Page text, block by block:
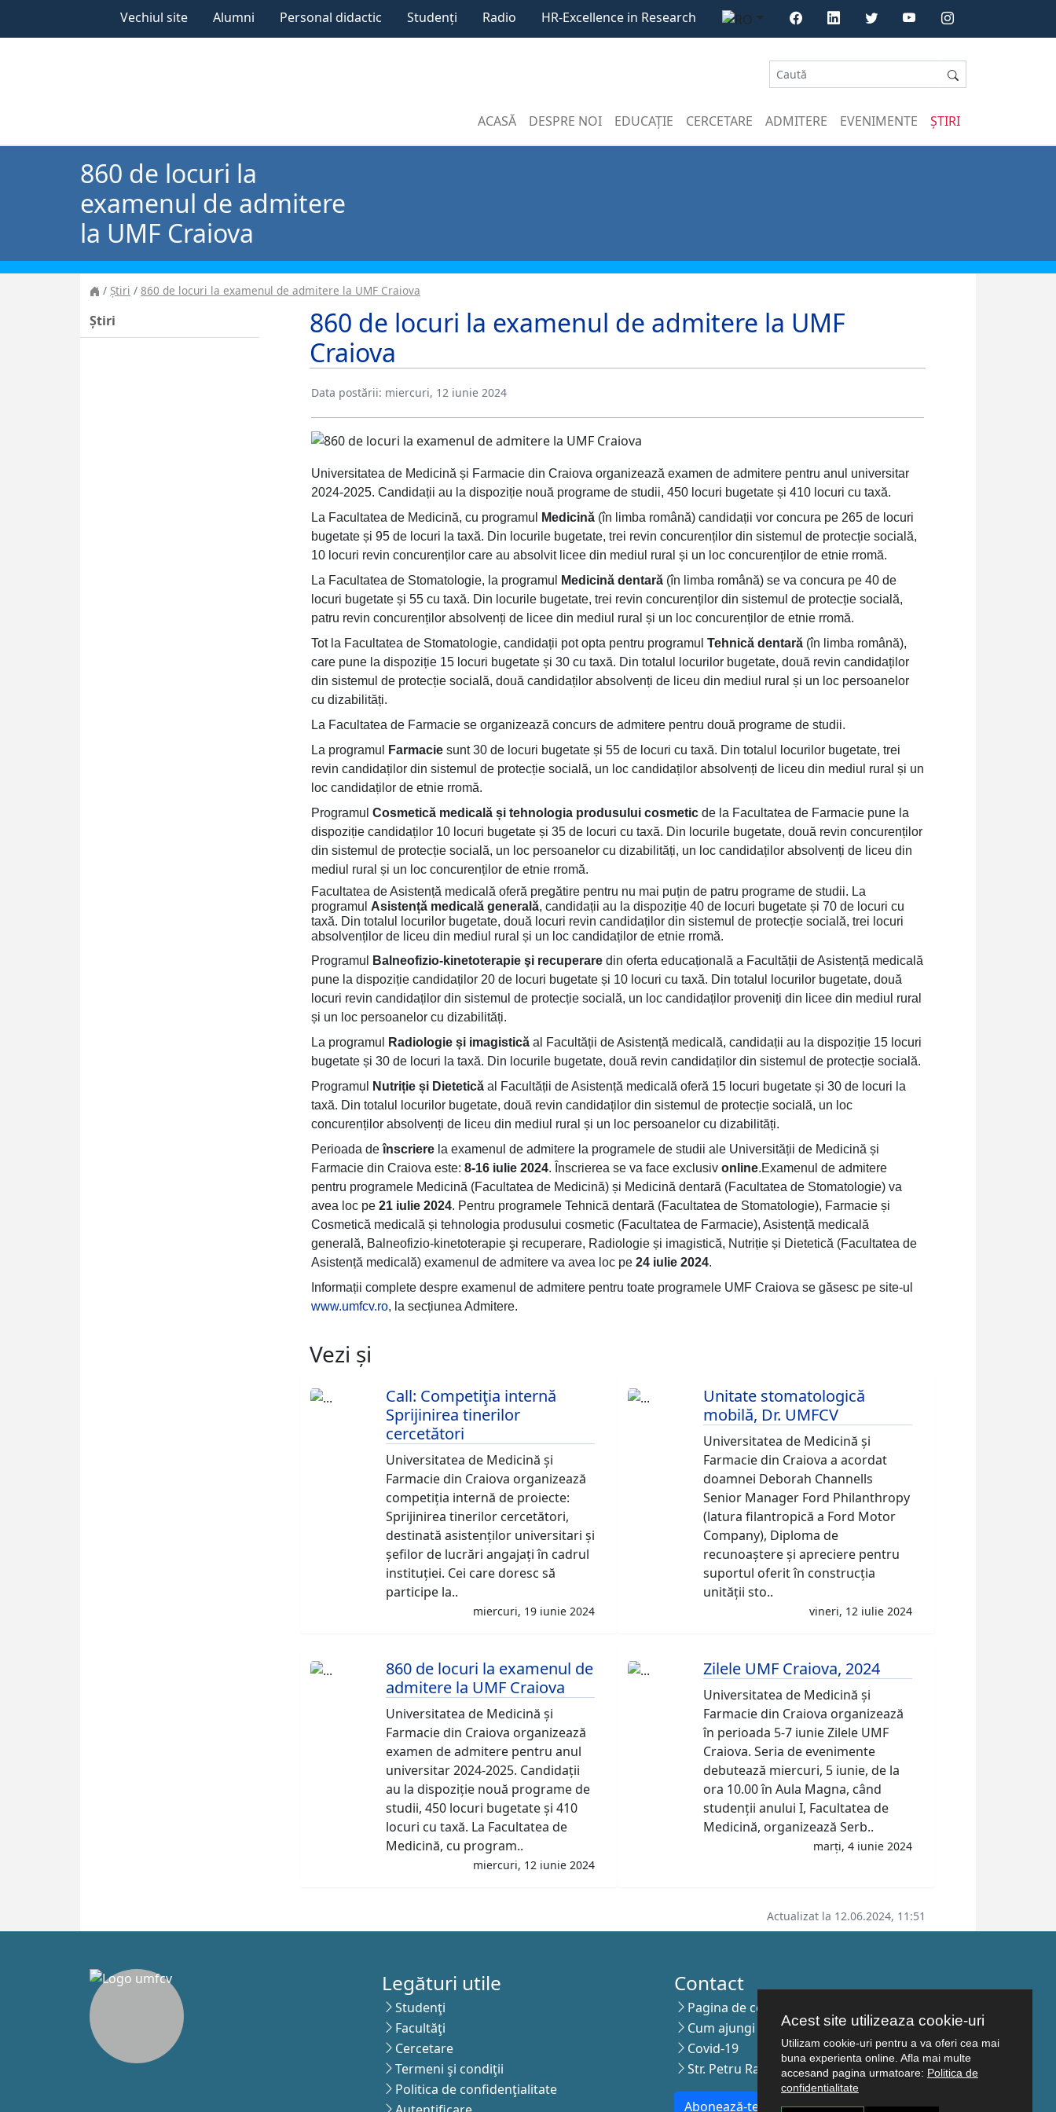
Acest site utilizeaza cookie-uri
Utilizam cookie-uri pentru a va oferi cea mai
buna experienta online. Afla mai multe
accesand pagina urmatoare: Politica de
confidentialitate
Vechiul site Alumni Personal didactic Studenți Radio HR-Excellence in Research
ACASĂ DESPRE NOI EDUCAȚIE CERCETARE ADMITERE EVENIMENTE ȘTIRI
860 de locuri la
examenul de admitere
la UMF Craiova
Știri 860 de locuri la examenul de admitere la UMF Craiova
Știri
860 de locuri la examenul de admitere la UMF
Craiova
Data postării: miercuri, 12 iunie 2024
Universitatea de Medicină și Farmacie din Craiova organizează examen de admitere pentru anul universitar
2024-2025. Candidații au la dispoziție nouă programe de studii, 450 locuri bugetate și 410 locuri cu taxă.
La Facultatea de Medicină, cu programul
Medicină (în limba română) candidații vor concura pe 265 de locuri
bugetate și 95 de locuri la taxă. Din locurile bugetate, trei revin concurenților din sistemul de protecție socială,
10 locuri revin concurenților care au absolvit licee din mediul rural și un loc concurenților de etnie rromă.
La Facultatea de Stomatologie, la programul
Medicină dentară (în limba română) se va concura pe 40 de
locuri bugetate și 55 cu taxă. Din locurile bugetate, trei revin concurenților din sistemul de protecție socială,
patru revin concurenților absolvenți de licee din mediul rural și un loc concurenților de etnie rromă.
Tot la Facultatea de Stomatologie, candidații pot opta pentru programul Tehnică dentară (în limba română),
care pune la dispoziție 15 locuri bugetate și 30 cu taxă. Din totalul locurilor bugetate, două revin candidaților
din sistemul de protecție socială, două candidaților absolvenți de liceu din mediul rural și un loc persoanelor
cu dizabilități.
La Facultatea de Farmacie se organizează concurs de admitere pentru două programe de studii.
La programul
Farmacie sunt 30 de locuri bugetate și 55 de locuri cu taxă. Din totalul locurilor bugetate, trei
revin candidaților din sistemul de protecție socială, un loc candidaților absolvenți de liceu din mediul rural și un
loc candidaților de etnie rromă.
Programul Cosmetică medicală și tehnologia produsului cosmetic de la Facultatea de Farmacie pune la
dispoziție candidaților 10 locuri bugetate și 35 de locuri cu taxă. Din locurile bugetate, două revin concurenților
din sistemul de protecție socială, un loc persoanelor cu dizabilități, un loc candidaților absolvenți de liceu din
mediul rural și un loc concurenților de etnie rromă.
Facultatea de Asistență medicală oferă pregătire pentru nu mai puțin de patru programe de studii. La
programul Asistență medicală generală, candidații au la dispoziție 40 de locuri bugetate și 70 de locuri cu
taxă. Din totalul locurilor bugetate, două locuri revin candidaților din sistemul de protecție socială, trei locuri
absolvenților de liceu din mediul rural și un loc candidaților de etnie rromă.
Programul
Balneofizio-kinetoterapie şi recuperare din oferta educațională a Facultății de Asistență medicală
pune la dispoziție candidaților 20 de locuri bugetate și 10 locuri cu taxă. Din totalul locurilor bugetate, două
locuri revin candidaților din sistemul de protecție socială, un loc candidaților proveniți din licee din mediul rural
și un loc persoanelor cu dizabilități.
La programul
Radiologie și imagistică al Facultății de Asistență medicală, candidații au la dispoziție 15 locuri
bugetate și 30 de locuri la taxă. Din locurile bugetate, două revin candidaților din sistemul de protecție socială.
Programul
Nutriție și Dietetică al Facultății de Asistență medicală oferă 15 locuri bugetate și 30 de locuri la
taxă. Din totalul locurilor bugetate, două revin candidaților din sistemul de protecție socială, un loc
concurenților absolvenți de liceu din mediul rural și un loc persoanelor cu dizabilități.
Perioada deînscriere la examenul de admitere la programele de studii ale Universității de Medicină și
Farmacie din Craiova este: 8-16 iulie 2024. Înscrierea se va face exclusiv online.Examenul de admitere
pentru programele Medicină (Facultatea de Medicină) și Medicină dentară (Facultatea de Stomatologie) va
avea loc pe 21 iulie 2024. Pentru programele Tehnică dentară (Facultatea de Stomatologie), Farmacie și
Cosmetică medicală și tehnologia produsului cosmetic (Facultatea de Farmacie), Asistență medicală
generală, Balneofizio-kinetoterapie şi recuperare, Radiologie și imagistică, Nutriție și Dietetică (Facultatea de
Asistență medicală) examenul de admitere va avea loc pe 24 iulie 2024.
Informații complete despre examenul de admitere pentru toate programele UMF Craiova se găsesc pe site-ul
www.umfcv.ro, la secțiunea Admitere.
Vezi și
Call: Competiţia internă
Sprijinirea tinerilor
cercetători
Universitatea de Medicină și
Farmacie din Craiova organizează
competiția internă de proiecte:
Sprijinirea tinerilor cercetători,
destinată asistenților universitari și
șefilor de lucrări angajați în cadrul
instituției. Cei care doresc să
participe la..
miercuri, 19 iunie 2024
Unitate stomatologică
mobilă, Dr. UMFCV
Universitatea de Medicină și
Farmacie din Craiova a acordat
doamnei Deborah Channells
Senior Manager Ford Philanthropy
(latura filantropică a Ford Motor
Company), Diploma de
recunoaștere și apreciere pentru
suportul oferit în construcția
unității sto..
vineri, 12 iulie 2024
860 de locuri la examenul de
admitere la UMF Craiova
Universitatea de Medicină și
Farmacie din Craiova organizează
examen de admitere pentru anul
universitar 2024-2025. Candidații
au la dispoziție nouă programe de
studii, 450 locuri bugetate și 410
locuri cu taxă. La Facultatea de
Medicină, cu program..
miercuri, 12 iunie 2024
Zilele UMF Craiova, 2024
Universitatea de Medicină și
Farmacie din Craiova organizează
în perioada 5-7 iunie Zilele UMF
Craiova. Seria de evenimente
debutează miercuri, 5 iunie, de la
ora 10.00 în Aula Magna, când
studenții anului I, Facultatea de
Medicină, organizează Serb..
marți, 4 iunie 2024
Actualizat la 12.06.2024, 11:51
Legături utile
Studenţi
Facultăţi
Cercetare
Termeni şi condiţii
Politica de confidenţialitate
Contact
Pagina de contact
Cum ajungi aici
Covid-19
Str. Petru Rareş nr.2, Craiova, 200349
Abonează-te la newsletter!